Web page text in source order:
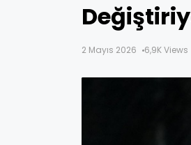
2 Mayıs 2026 6,9K Views